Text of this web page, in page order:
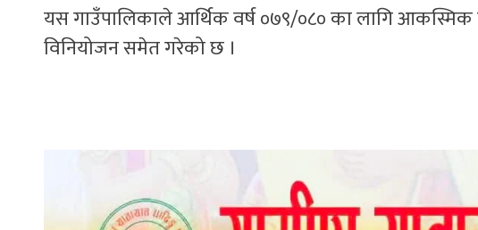
यस गाउँपालिकाले आर्थिक वर्ष ०७९/०८० का लागि आकस्मिक
विनियोजन समेत गरेको छ ।